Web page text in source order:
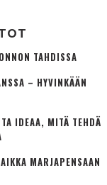
TAHDISSA
– HYVINKÄÄN
IDEAA, MITÄ TEHDÄ
MARJAPENSAAN